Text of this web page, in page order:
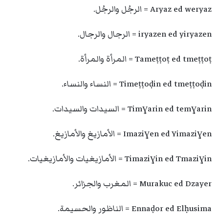
Aryaz ed weryaz = الرجُل والرجُل.
iryazen ed yiryazen = الرجال والرجال.
Tameṭṭoṭ ed tmeṭṭoṭ = المرأة والمرأة.
Timeṭṭoḍin ed tmeṭṭoḍin = النساء والنساء.
Timɣarin ed temɣarin = السيدات والسيدات.
Imaziɣen ed Yimaziɣen = الأمازيغ والأمازيغ.
Timaziɣin ed Tmaziɣin = الأمازيغيات والأمازيغيات.
Murakuc ed Dzayer = المغرب والجزائر.
Ennaḍor ed Elḥusima = الناظور والحسيمة.